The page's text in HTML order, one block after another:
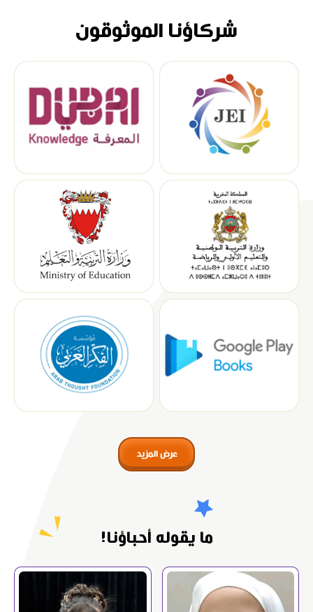
شركاؤنا الموثوقون
عرض المزيد
ما يقوله أحباؤنا!